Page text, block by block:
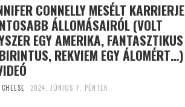
CONNELLY MESÉLT KARRIERJE
ÁLLOMÁSAIRÓL (VOLT
EGY AMERIKA, FANTASZTIKUS
REKVIEM EGY ÁLOMÉRT…)
CHEESE 2024. JÚNIUS 7. PÉNTEK